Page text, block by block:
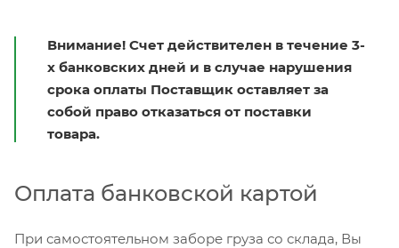
Внимание! Счет действителен в течение 3-
х банковских дней и в случае нарушения
срока оплаты Поставщик оставляет за
собой право отказаться от поставки
товара.
Оплата банковской картой
При самостоятельном заборе груза со склада, Вы